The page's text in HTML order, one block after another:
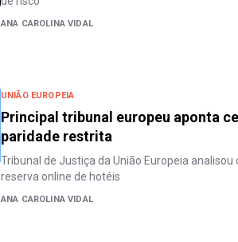
ANA CAROLINA VIDAL
UNIÃO EUROPEIA
Principal tribunal europeu aponta
paridade restrita
Tribunal de Justiça da União Europeia
reserva online de hotéis
ANA CAROLINA VIDAL